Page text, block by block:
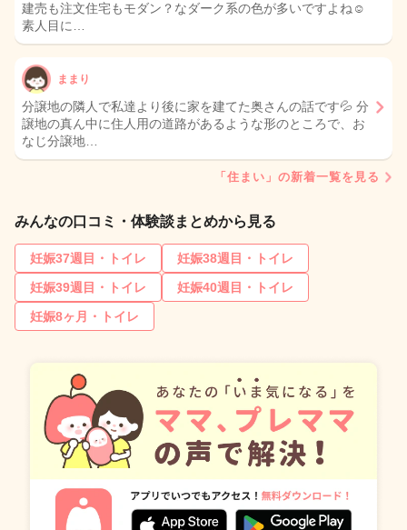
建売も注文住宅もモダン？なダーク系の色が多いですよね☺️
素人目に…
ままり
分譲地の隣人で私達より後に家を建てた奥さんの話です💦 分
譲地の真ん中に住人用の道路があるような形のところで、お
なじ分譲地…
「住まい」の新着一覧を見る
みんなの口コミ・体験談まとめから見る
妊娠37週目・トイレ
妊娠38週目・トイレ
妊娠39週目・トイレ
妊娠40週目・トイレ
妊娠8ヶ月・トイレ